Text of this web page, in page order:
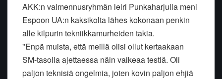
AKK:n valmennusryhmän leiri Punkaharjulla meni
Espoon UA:n kaksikolta lähes kokonaan penkin
alle kilpurin tekniikkamurheiden takia.
"Enpä muista, että meillä olisi ollut kertaakaan
SM-tasolla ajettaessa näin vaikeaa testiä. Oli
paljon teknisiä ongelmia, joten kovin paljon ehjiä